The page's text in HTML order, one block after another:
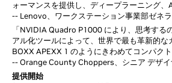
ォーマンスを提供し、ディープラーニング
-- Lenovo、ワークステーション事業部ゼネ
「NVIDIA Quadro P1000 により、思考す
アル化ツールによって、世界で最も革新的
BOXX APEXX 1 のようにきわめてコンパク
-- Orange County Choppers、シニア デザ
提供開始